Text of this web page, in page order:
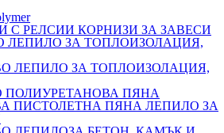
С РЕЛСИИ КОРНИЗИ ЗА ЗАВЕСИ
ЛЕПИЛО ЗА ТОПЛОИЗОЛАЦИЯ,
ЛЕПИЛО ЗА ТОПЛОИЗОЛАЦИЯ,
ПОЛИУРЕТАНОВА ПЯНА
ПИСТОЛЕТНА ПЯНА ЛЕПИЛО ЗА